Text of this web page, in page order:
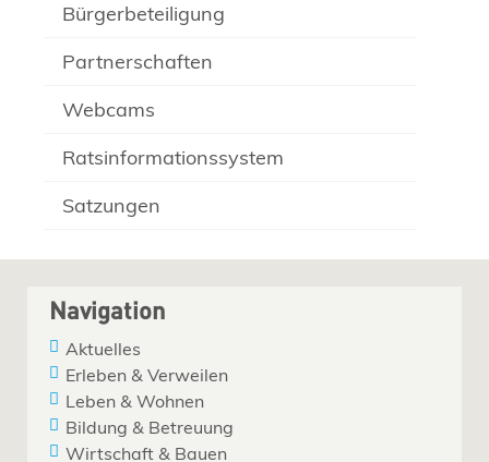
Bürgerbeteiligung
Partnerschaften
Webcams
Ratsinformationssystem
Satzungen
Navigation
Aktuelles
Erleben & Verweilen
Leben & Wohnen
Bildung & Betreuung
Wirtschaft & Bauen